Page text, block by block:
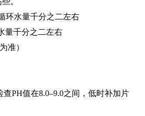
环水量千分之二左右
量千分之二左右
准）
PH值在8.0–9.0之间，低时补加片